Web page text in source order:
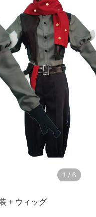
1 / 6
+ ウィッグ